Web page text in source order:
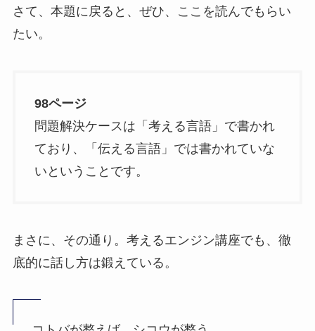
さて、本題に戻ると、ぜひ、ここを読んでもらい
たい。
98ページ
問題解決ケースは「考える言語」で書かれ
ており、「伝える言語」では書かれていな
いということです。
まさに、その通り。考えるエンジン講座でも、徹
底的に話し方は鍛えている。